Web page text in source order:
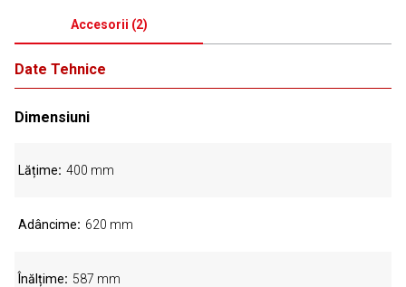
Accesorii (2)
Date Tehnice
Dimensiuni
Lățime 400 mm
Adâncime 620 mm
Înălțime 587 mm